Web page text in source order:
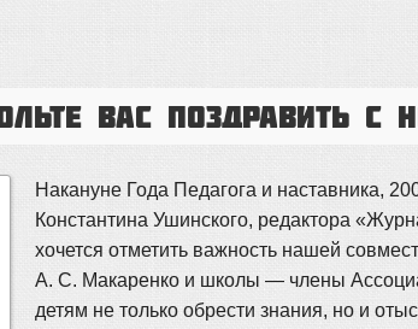
вас поздравить
Накануне Года Педагога и наставника,
Константина Ушинского, редактора
хочется отметить важность нашей
А. С. Макаренко и школы — члены
детям не только обрести знания, но и